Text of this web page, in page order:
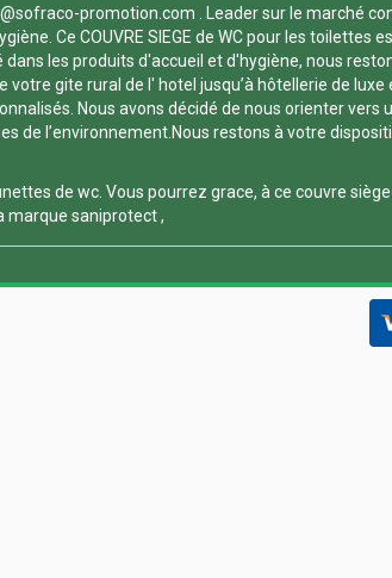
promotion.com . Leader sur le marché
Ce COUVRE SIEGE de WCpour les toilettes
les produits d'accueil et d'hygiène, nous
gite rural de l' hotel jusqu’à hôtellerie de
Nous avons décidé de nous orienter
de l’environnement.Nous restons à votre
de wc . Vous pourrez grace, à ce couvre
marque saniprotect,